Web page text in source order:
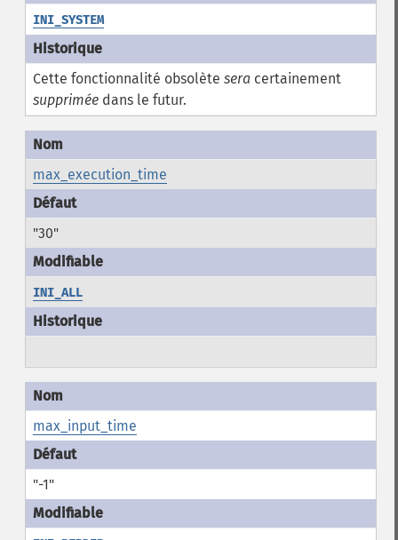
INI_SYSTEM
Cette fonctionnalité obsolète sera certainement
suppriméedans le futur.
max_execution_time
"30"
INI_ALL
max_input_time
"-1"